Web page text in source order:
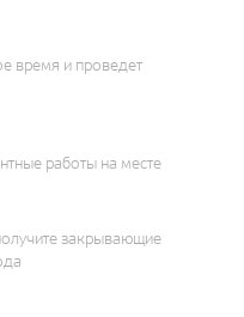
время и проведет
работы на месте
закрывающие